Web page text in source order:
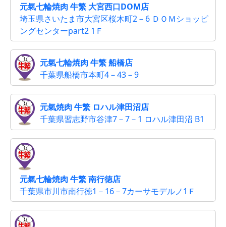
元氣七輪焼肉 牛繁 大宮西口DOM店
埼玉県さいたま市大宮区桜木町2－6 ＤＯＭショッピ
ングセンターpart2 1Ｆ
元氣七輪焼肉 牛繁 船橋店
千葉県船橋市本町4－43－9
元氣焼肉 牛繁 ロハル津田沼店
千葉県習志野市谷津7－7－1 ロハル津田沼 B1
元氣七輪焼肉 牛繁 南行徳店
千葉県市川市南行徳1－16－7カーサモデルノ1Ｆ